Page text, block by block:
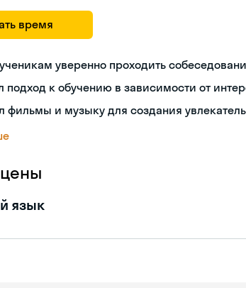
время
уверенно проходить
подход к обучению в зависимости от
фильмы и музыку для создания
язык